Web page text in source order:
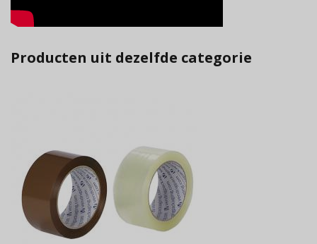
Producten uit dezelfde categorie